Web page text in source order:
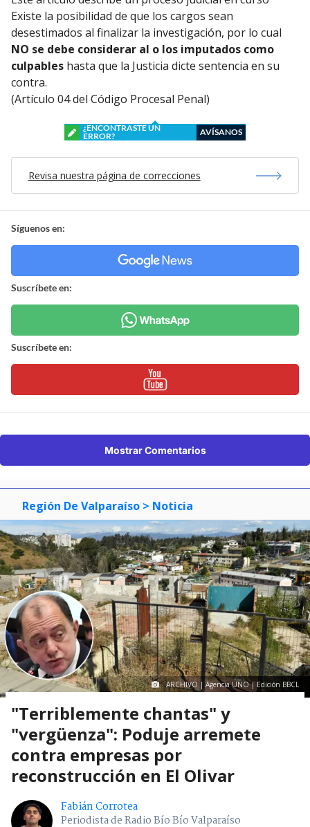
Existe la posibilidad de que los cargos sean
desestimados al finalizar la investigación, por lo cual
NO se debe considerar al o los imputados como
culpables hasta que la Justicia dicte sentencia en su
contra.
(Artículo 04 del Código Procesal Penal)
¿ENCONTRASTE UN
ERROR?
AVÍSANOS
Revisa nuestra página de correcciones
Síguenos en:
Suscríbete en:
Suscríbete en:
Mostrar Comentarios
Región De Valparaíso > Noticia
ARCHIVO | Agencia UNO | Edición BBCL
"Terriblemente chantas" y
"vergüenza": Poduje arremete
contra empresas por
reconstrucción en El Olivar
Fabián Corrotea
Periodista de Radio Bío Bío Valparaíso